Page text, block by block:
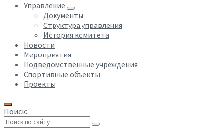
Управление
Документы
Структура управления
История комитета
Новости
Мероприятия
Подведомственные учреждения
Спортивные объекты
Проекты
Поиск: